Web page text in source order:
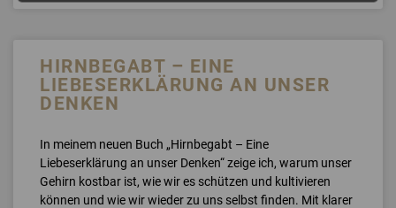
HIRNBEGABT – EINE
LIEBESERKLÄRUNG AN UNSER
DENKEN
In meinem neuen Buch „Hirnbegabt – Eine
Liebeserklärung an unser Denken“ zeige ich, warum unser
Gehirn kostbar ist, wie wir es schützen und kultivieren
können und wie wir wieder zu uns selbst finden. Mit klarer